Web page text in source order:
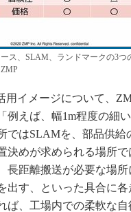
ス、SLAM、ランドマークの3
イメージについて、
例えば、幅1m程度の細
ではSLAMを、部品供給
決めが求められる場所
長距離搬送が必要な場
出す、といった具合に各
ば、工場内での柔軟な